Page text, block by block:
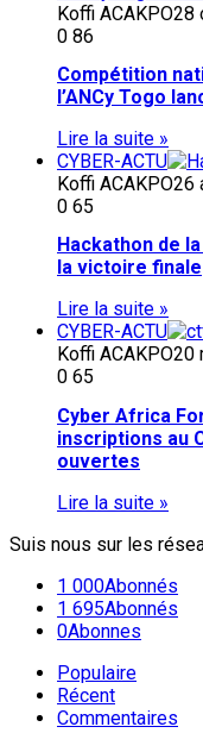
Koffi ACAKPO28
0 86
Compétition
l’ANCy Togo
Lire la suite »
CYBER-ACTU
Koffi ACAKPO26
0 65
Hackathon de
la victoire finale
Lire la suite »
CYBER-ACTU
Koffi ACAKPO20
0 65
Cyber Africa
inscriptions au
ouvertes
Lire la suite »
Suis nous sur les
1 000Abonnés
1 695Abonnés
0Abonnes
Populaire
Récent
Commentaires